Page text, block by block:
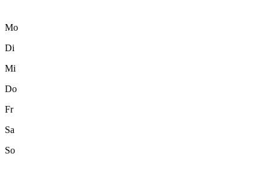
Mo
Di
Mi
Do
Fr
Sa
So